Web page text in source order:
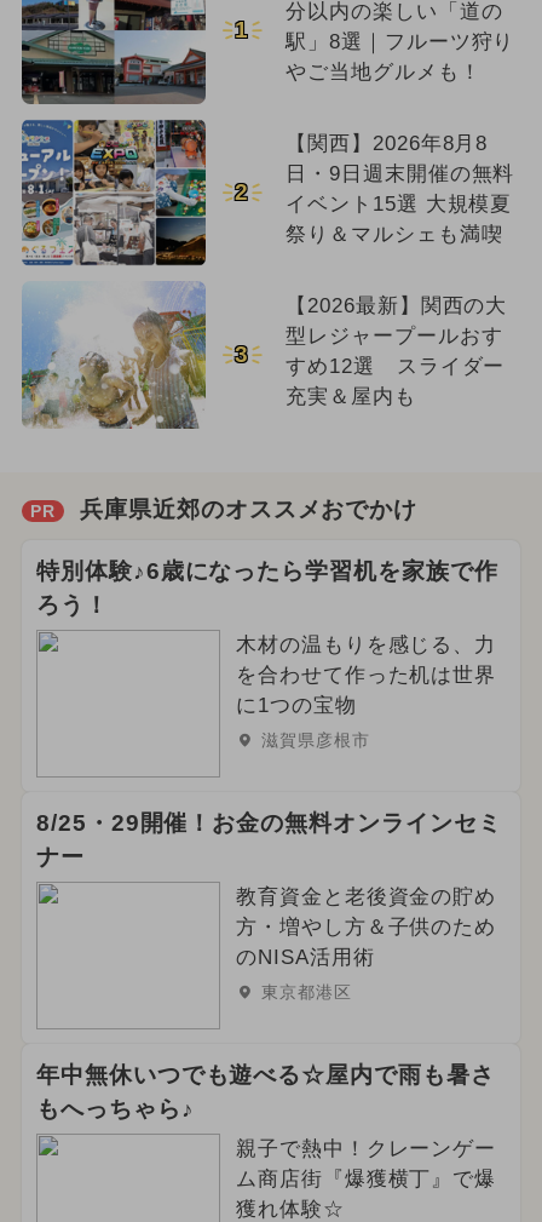
1
分以内の楽しい「道の
駅」8選｜フルーツ狩り
やご当地グルメも！
2
【関西】2026年8月8
日・9日週末開催の無料
イベント15選 大規模夏
祭り＆マルシェも満喫
3
【2026最新】関西の大
型レジャープールおす
すめ12選 スライダー
充実＆屋内も
PR 兵庫県近郊のオススメおでかけ
特別体験♪6歳になったら学習机を家族で作
ろう！
木材の温もりを感じる、力
を合わせて作った机は世界
に1つの宝物
滋賀県彦根市
8/25・29開催！お金の無料オンラインセミ
ナー
教育資金と老後資金の貯め
方・増やし方＆子供のため
のNISA活用術
東京都港区
年中無休いつでも遊べる☆屋内で雨も暑さ
もへっちゃら♪
親子で熱中！クレーンゲー
ム商店街『爆獲横丁』で爆
獲れ体験☆